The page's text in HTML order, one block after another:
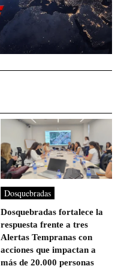
Dosquebradas
Dosquebradas fortalece la
respuesta frente a tres
Alertas Tempranas con
acciones que impactan a
más de 20.000 personas